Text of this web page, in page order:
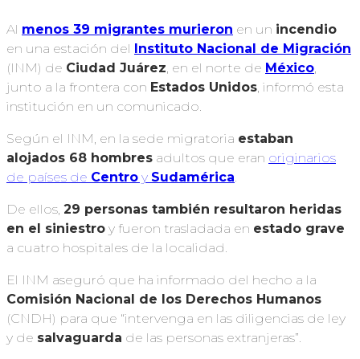
Al menos 39 migrantes murieron en un incendio
en una estación del Instituto Nacional de Migración
(INM) de Ciudad Juárez, en el norte de México,
junto a la frontera con Estados Unidos, informó esta
institución en un comunicado.
Según el INM, en la sede migratoria estaban
alojados 68 hombres adultos que eran originarios
de países de Centro y Sudamérica.
De ellos, 29 personas también resultaron heridas
en el siniestro y fueron trasladada en estado grave
a cuatro hospitales de la localidad.
El INM aseguró que ha informado del hecho a la
Comisión Nacional de los Derechos Humanos
(CNDH) para que “intervenga en las diligencias de ley
y de salvaguarda de las personas extranjeras”.